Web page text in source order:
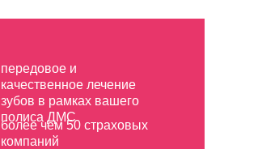
более чем 50 страховых
компаний
передовое и
качественное лечение
зубов в рамках вашего
полиса ДМС